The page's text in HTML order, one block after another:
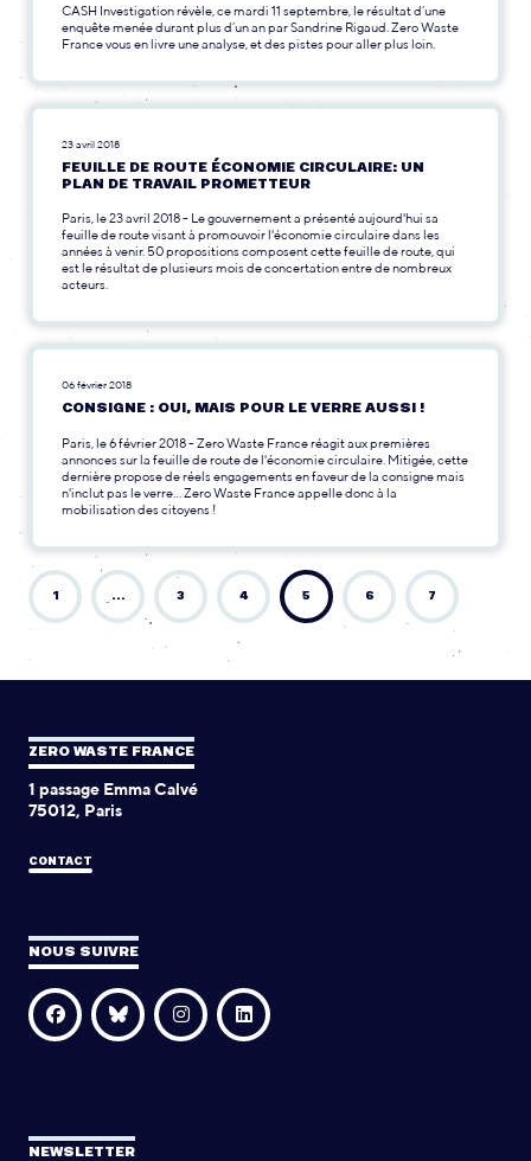
CASH Investigation révèle, ce mardi 11 septembre, le résultat d’une
enquête menée durant plus d’un an par Sandrine Rigaud. Zero Waste
France vous en livre une analyse, et des pistes pour aller plus loin.
23 avril 2018
FEUILLE DE ROUTE ÉCONOMIE CIRCULAIRE: UN
PLAN DE TRAVAIL PROMETTEUR
Paris, le 23 avril 2018 - Le gouvernement a présenté aujourd'hui sa
feuille de route visant à promouvoir l'économie circulaire dans les
années à venir. 50 propositions composent cette feuille de route, qui
est le résultat de plusieurs mois de concertation entre de nombreux
acteurs.
06 février 2018
CONSIGNE : OUI, MAIS POUR LE VERRE AUSSI !
Paris, le 6 février 2018 - Zero Waste France réagit aux premières
annonces sur la feuille de route de l'économie circulaire. Mitigée, cette
dernière propose de réels engagements en faveur de la consigne mais
n'inclut pas le verre... Zero Waste France appelle donc à la
mobilisation des citoyens !
1 … 3 4 5 6 7
ZERO WASTE FRANCE
1 passage Emma Calvé
75012, Paris
CONTACT
NOUS SUIVRE
NEWSLETTER